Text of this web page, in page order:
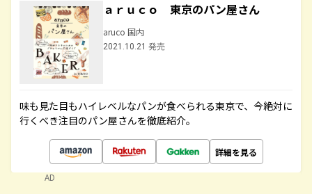
ａｒｕｃｏ 東京のパン屋さん
aruco 国内
2021.10.21 発売
味も見た目もハイレベルなパンが食べられる東京で、今絶対に
行くべき注目のパン屋さんを徹底紹介。
詳細を見る
AD